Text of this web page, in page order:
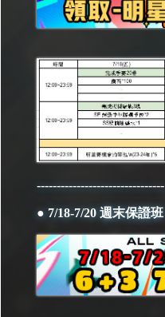
--------------------------------
● 7/18-7/20 週末保證班